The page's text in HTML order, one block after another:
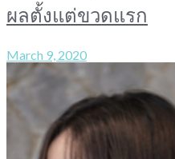
ผลตั้งแต่ขวดแรก
March 9, 2020